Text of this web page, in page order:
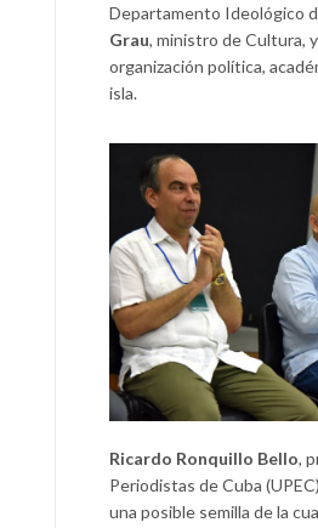
Departamento Ideológico
Grau, ministro de Cultura,
organización política,
isla.
Ricardo Ronquillo Bello,
Periodistas de Cuba
una posible semilla de la